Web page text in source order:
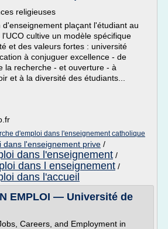
religieuses
plaçant l'étudiant au
cultive un modèle spécifique
et des valeurs fortes : université
à conjuguer excellence - de
la recherche - et ouverture - à
et à la diversité des étudiants...
d'emploi dans l'enseignement catholique
dans l'enseignement prive /
dans l'enseignement /
dans l enseignement /
dans l'accueil
EMPLOI — Université de
Careers, and Employment in